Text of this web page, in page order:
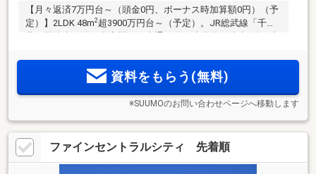
【月々返済7万円台～（頭金0円、ボーナス時加算額0円）（予
定）】2LDK 48m2 超3900万円台～（予定）。JR総武線「千
受できる全40邸。来場予約受付中。
資料をもらう(無料)
※SUUMOのお問い合わせページへ移動します
ファインセントラルシティ 先着順